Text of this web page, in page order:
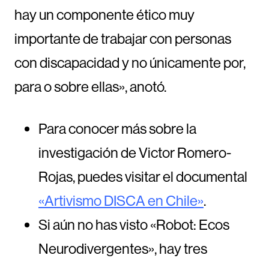
hay un componente ético muy
importante de trabajar con personas
con discapacidad y no únicamente por,
para o sobre ellas», anotó.
Para conocer más sobre la
investigación de Victor Romero-
Rojas, puedes visitar el documental
«Artivismo DISCA en Chile».
Si aún no has visto «Robot: Ecos
Neurodivergentes», hay tres